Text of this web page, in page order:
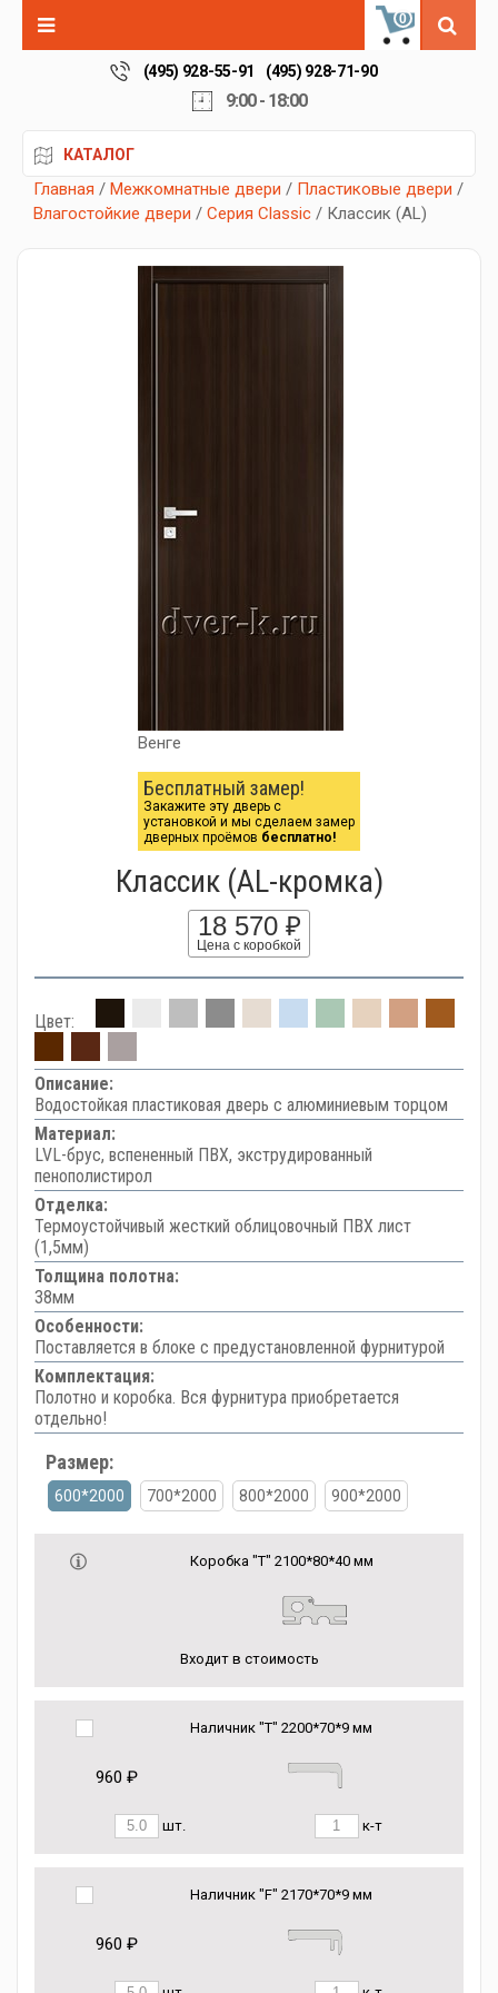
0
(495) 928-55-91 (495) 928-71-90
9:00 - 18:00
КАТАЛОГ
Главная / Межкомнатные двери / Пластиковые двери /
Влагостойкие двери / Серия Classic / Классик (AL)
Венге
Бесплатный замер!
Закажите эту дверь с
установкой и мы сделаем замер
дверных проёмов бесплатно!
Классик (AL-кромка)
18 570 ₽
Цена с коробкой
Цвет:
Описание:
Водостойкая пластиковая дверь с алюминиевым торцом
Материал:
LVL-брус, вспененный ПВХ, экструдированный
пенополистирол
Отделка:
Термоустойчивый жесткий облицовочный ПВХ лист
(1,5мм)
Толщина полотна:
38мм
Особенности:
Поставляется в блоке с предустановленной фурнитурой
Комплектация:
Полотно и коробка. Вся фурнитура приобретается
отдельно!
Размер:
600*2000 700*2000 800*2000 900*2000
Коробка "Т" 2100*80*40 мм
Входит в стоимость
Наличник "Т" 2200*70*9 мм
960 ₽
шт. к-т
Наличник "F" 2170*70*9 мм
960 ₽